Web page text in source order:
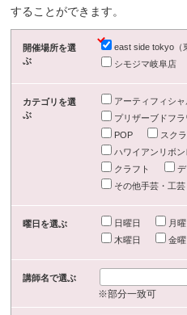
することができます。
開催場所を選
ぶ
east side tokyo（
シモジマ岐阜店
カテゴリを選
ぶ
アーティフィシ
プリザーブドフラ
POP
スク
ハワイアンリボン
クラフト
その他手芸・工芸
曜日を選ぶ 日曜日 月曜
木曜日
金曜
講師名で選ぶ
※部分一致可